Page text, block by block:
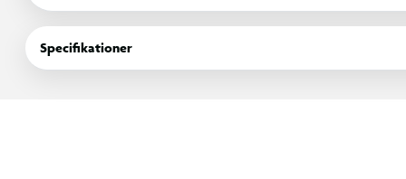
Den rummelige form giver god plads til leg, hvor børn kan
sammen. Det øverste bræt fungerer samtidig som bænk,
Specifikationer